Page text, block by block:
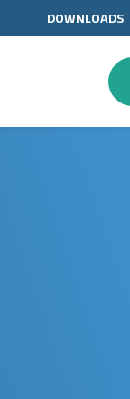
DOWNLOADS